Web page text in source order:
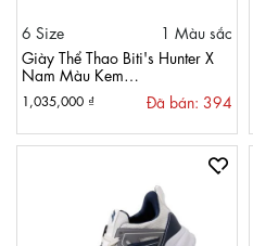
6 Size
1 Màu sắc
Giày Thể Thao Biti's Hunter X
Nam Màu Kem
1,035,000 ₫ Đã bán: 394